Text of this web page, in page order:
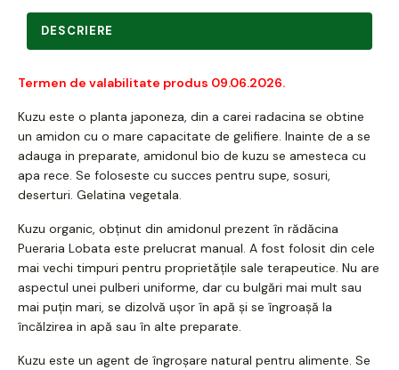
DESCRIERE
Termen de valabilitate produs 09.06.2026.
Kuzu este o planta japoneza, din a carei radacina se obtine
un amidon cu o mare capacitate de gelifiere. Inainte de a se
adauga in preparate, amidonul bio de kuzu se amesteca cu
apa rece. Se foloseste cu succes pentru supe, sosuri,
deserturi. Gelatina vegetala.
Kuzu organic, obținut din amidonul prezent în rădăcina
Pueraria Lobata este prelucrat manual. A fost folosit din cele
mai vechi timpuri pentru proprietățile sale terapeutice. Nu are
aspectul unei pulberi uniforme, dar cu bulgări mai mult sau
mai puțin mari, se dizolvă ușor în apă și se îngroașă la
încălzirea in apă sau în alte preparate.
Kuzu este un agent de îngroșare natural pentru alimente. Se